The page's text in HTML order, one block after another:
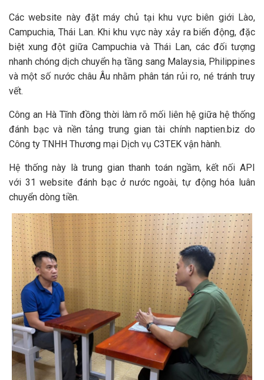
Các website này đặt máy chủ tại khu vực biên giới Lào,
Campuchia, Thái Lan. Khi khu vực này xảy ra biến động, đặc
biệt xung đột giữa Campuchia và Thái Lan, các đối tượng
nhanh chóng dịch chuyển hạ tầng sang Malaysia, Philippines
và một số nước châu Âu nhằm phân tán rủi ro, né tránh truy
vết.
Công an Hà Tĩnh đồng thời làm rõ mối liên hệ giữa hệ thống
đánh bạc và nền tảng trung gian tài chính naptien.biz do
Công ty TNHH Thương mại Dịch vụ C3TEK vận hành.
Hệ thống này là trung gian thanh toán ngầm, kết nối API
với 31 website đánh bạc ở nước ngoài, tự động hóa luân
chuyển dòng tiền.